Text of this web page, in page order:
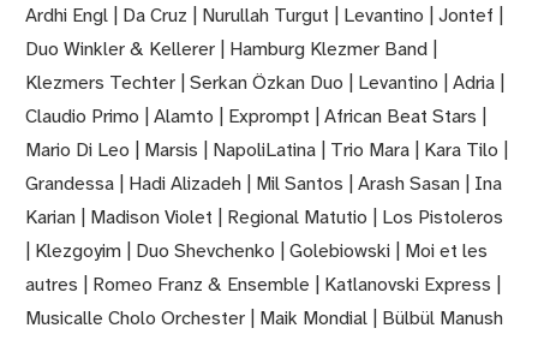
Ardhi Engl | Da Cruz | Nurullah Turgut | Levantino | Jontef |
Duo Winkler & Kellerer | Hamburg Klezmer Band |
Klezmers Techter | Serkan Özkan Duo | Levantino | Adria |
Claudio Primo | Alamto | Exprompt | African Beat Stars |
Mario Di Leo | Marsis | NapoliLatina | Trio Mara | Kara Tilo |
Grandessa | Hadi Alizadeh | Mil Santos | Arash Sasan | Ina
Karian | Madison Violet | Regional Matutio | Los Pistoleros
| Klezgoyim | Duo Shevchenko | Golebiowski | Moi et les
autres | Romeo Franz & Ensemble | Katlanovski Express |
Musicalle Cholo Orchester | Maik Mondial | Bülbül Manush